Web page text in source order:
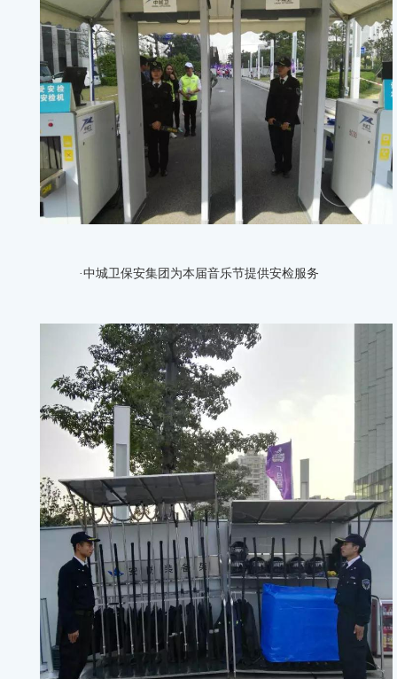
·中城卫保安集团为本届音乐节提供安检服务